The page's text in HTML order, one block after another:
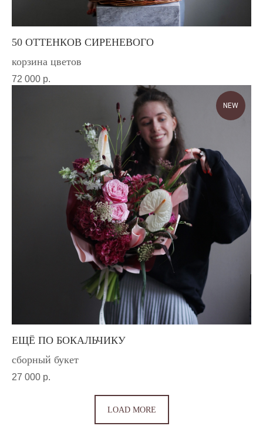
50 ОТТЕНКОВ СИРЕНЕВОГО
корзина цветов
72 000 р.
NEW
ЕЩЁ ПО БОКАЛЬЧИКУ
сборный букет
27 000 р.
LOAD MORE